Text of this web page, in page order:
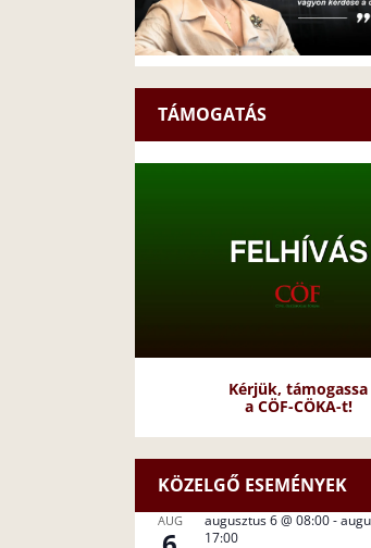
TÁMOGATÁS
Kérjük, támogassa
a CÖF-CÖKA-t!
KÖZELGŐ ESEMÉNYEK
AUG augusztus 6 @ 08:00-
17:00